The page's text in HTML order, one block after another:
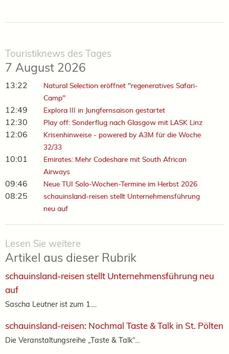
Touristiknews des Tages
7 August 2026
13:22
Natural Selection eröffnet "regeneratives Safari-
Camp"
12:49 Explora III in Jungfernsaison gestartet
12:30 Play off: Sonderflug nach Glasgow mit LASK Linz
12:06
Krisenhinweise - powered by A3M für die Woche
32/33
10:01
Emirates: Mehr Codeshare mit South African
Airways
09:46 Neue TUI Solo-Wochen-Termine im Herbst 2026
08:25
schauinsland-reisen stellt Unternehmensführung
neu auf
Lesen Sie weitere
Artikel aus dieser Rubrik
schauinsland-reisen stellt Unternehmensführung neu
auf
Sascha Leutner ist zum 1....
schauinsland-reisen: Nochmal Taste & Talk in St. Pölten
Die Veranstaltungsreihe „Taste & Talk“...